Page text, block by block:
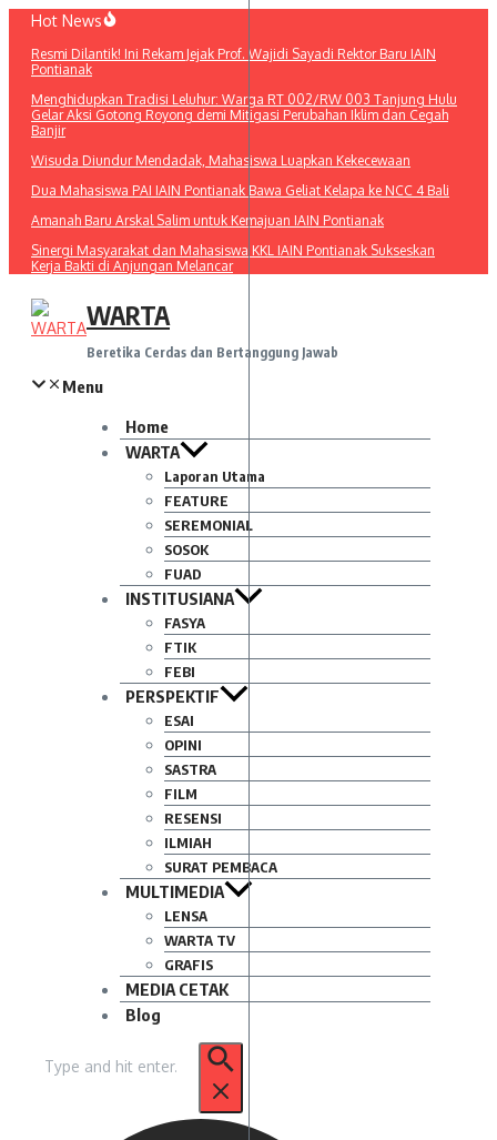
Lewati
konten
Hot News
Resmi Dilantik! Ini Rekam Jejak Prof. Wajidi Sayadi Rektor Baru IAIN
Pontianak
Menghidupkan Tradisi Leluhur: Warga RT 002/RW 003 Tanjung Hulu
Gelar Aksi Gotong Royong demi Mitigasi Perubahan Iklim dan Cegah
Banjir
Wisuda Diundur Mendadak, Mahasiswa Luapkan Kekecewaan
Dua Mahasiswa PAI IAIN Pontianak Bawa Geliat Kelapa ke NCC 4 Bali
Amanah Baru Arskal Salim untuk Kemajuan IAIN Pontianak
Sinergi Masyarakat dan Mahasiswa KKL IAIN Pontianak Sukseskan
Kerja Bakti di Anjungan Melancar
WARTA
Beretika Cerdas dan Bertanggung Jawab
Menu
Home
WARTA
Laporan Utama
FEATURE
SEREMONIAL
SOSOK
FUAD
INSTITUSIANA
FASYA
FTIK
FEBI
PERSPEKTIF
ESAI
OPINI
SASTRA
FILM
RESENSI
ILMIAH
SURAT PEMBACA
MULTIMEDIA
LENSA
WARTA TV
GRAFIS
MEDIA CETAK
Blog
untuk: